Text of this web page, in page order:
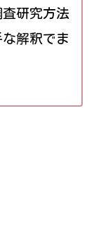
研究方法
解釈でま